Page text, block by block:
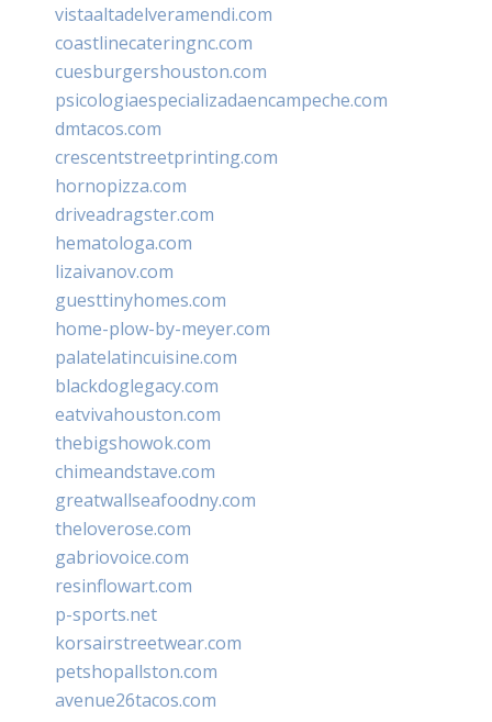
vistaaltadelveramendi.com
coastlinecateringnc.com
cuesburgershouston.com
psicologiaespecializadaencampeche.com
dmtacos.com
crescentstreetprinting.com
hornopizza.com
driveadragster.com
hematologa.com
lizaivanov.com
guesttinyhomes.com
home-plow-by-meyer.com
palatelatincuisine.com
blackdoglegacy.com
eatvivahouston.com
thebigshowok.com
chimeandstave.com
greatwallseafoodny.com
theloverose.com
gabriovoice.com
resinflowart.com
p-sports.net
korsairstreetwear.com
petshopallston.com
avenue26tacos.com